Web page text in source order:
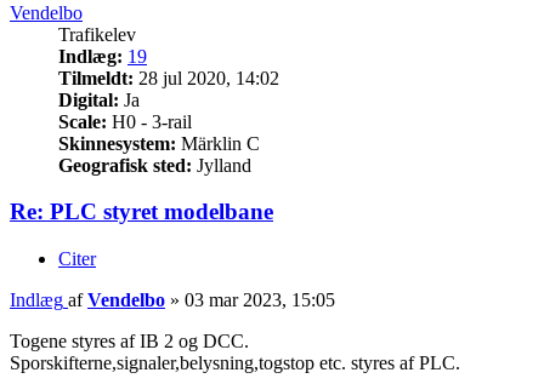
Vendelbo
Trafikelev
Indlæg: 19
Tilmeldt: 28 jul 2020, 14:02
Digital: Ja
Scale: H0 - 3-rail
Skinnesystem: Märklin C
Geografisk sted: Jylland
Re: PLC styret modelbane
Citer
Indlæg afVendelbo » 03 mar 2023, 15:05
Togene styres af IB 2 og DCC.
Sporskifterne,signaler,belysning,togstop etc. styres af PLC.